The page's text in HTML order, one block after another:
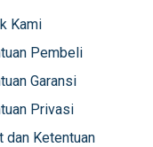
Kami
Pembeli
Garansi
Privasi
dan Ketentuan